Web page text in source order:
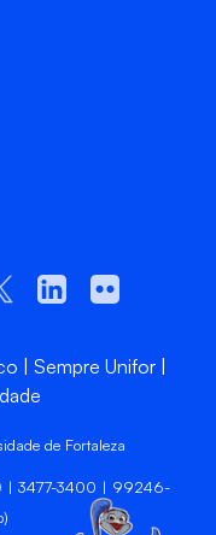
Sempre Unifor
de Fortaleza
| 3477-3400 | 99246-